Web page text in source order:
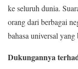
ke seluruh dunia.
orang dari berbagai
bahasa universal
Dukungannya